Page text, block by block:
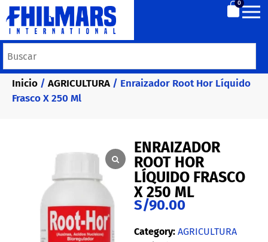
0
Inicio / AGRICULTURA / Enraizador Root Hor Líquido
Frasco X 250 Ml
ENRAIZADOR
ROOT HOR
LÍQUIDO FRASCO
X 250 ML
S/90.00
Category: AGRICULTURA